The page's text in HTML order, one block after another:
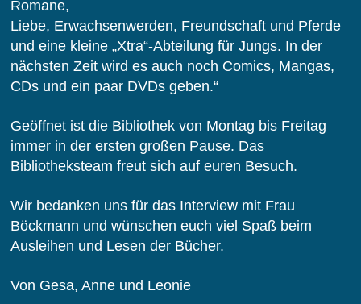
Romane,
Liebe, Erwachsenwerden, Freundschaft und Pferde
und eine kleine „Xtra“-Abteilung für Jungs. In der
nächsten Zeit wird es auch noch Comics, Mangas,
CDs und ein paar DVDs geben.“
Geöffnet ist die Bibliothek von Montag bis Freitag
immer in der ersten großen Pause. Das
Bibliotheksteam freut sich auf euren Besuch.
Wir bedanken uns für das Interview mit Frau
Böckmann und wünschen euch viel Spaß beim
Ausleihen und Lesen der Bücher.
Von Gesa, Anne und Leonie